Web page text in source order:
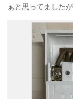
ぁと思ってましたが